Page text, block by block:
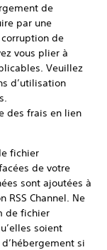
de
par une
de
vous plier à
Veuillez
d’utilisation
des frais en lien
fichier
de votre
sont ajoutées à
RSS Channel. Ne
de fichier
soient
si